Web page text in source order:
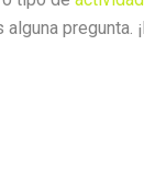
pregunta.